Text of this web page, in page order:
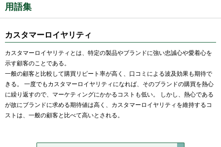
用語集
カスタマーロイヤリティ
カスタマーロイヤリティとは、特定の製品やブランドに強い忠誠心や愛着心を
示す顧客のことである。
一般の顧客と比較して購買リピート率が高く、口コミによる波及効果も期待で
きる。 一度でもカスタマーロイヤリティになれば、そのブランドの購買を熱心
に繰り返すので、マーケティングにかかるコストも低い。 しかし、熱心である
が故にブランドに求める期待値は高く、カスタマーロイヤリティを維持するコ
ストは、一般の顧客と比べて高いとされる。